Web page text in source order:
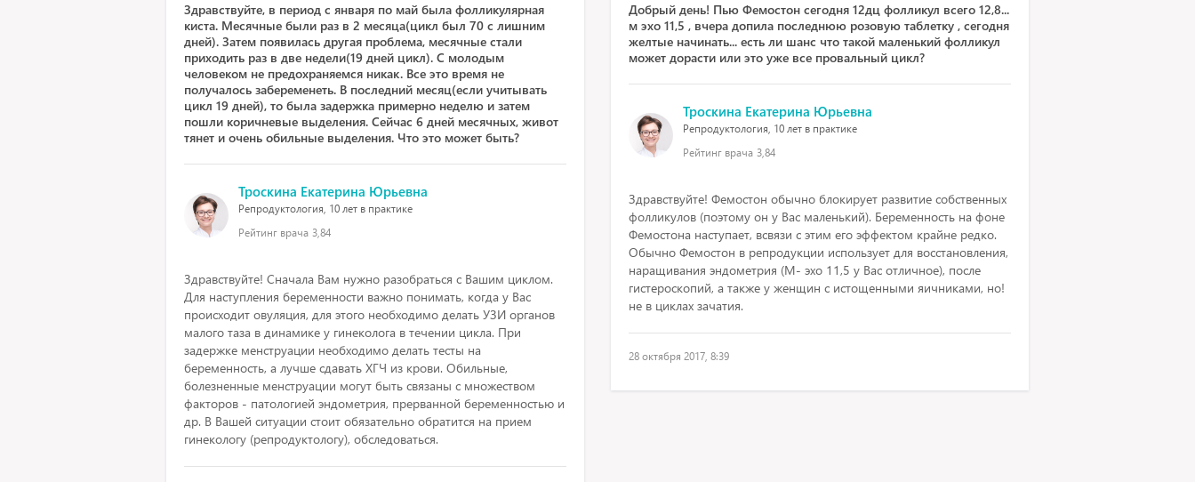
Здравствуйте, в период с января по май была фолликулярная
киста. Месячные были раз в 2 месяца(цикл был 70 с лишним
дней). Затем появилась другая проблема, месячные стали
приходить раз в две недели(19 дней цикл). С молодым
человеком не предохраняемся никак. Все это время не
получалось забеременеть. В последний месяц(если учитывать
цикл 19 дней), то была задержка примерно неделю и затем
пошли коричневые выделения. Сейчас 6 дней месячных, живот
тянет и очень обильные выделения. Что это может быть?
Троскина Екатерина Юрьевна
Репродуктология, 10 лет в практике
Рейтинг врача 3,84
Здравствуйте! Сначала Вам нужно разобраться с Вашим циклом.
Для наступления беременности важно понимать, когда у Вас
происходит овуляция, для этого необходимо делать УЗИ органов
малого таза в динамике у гинеколога в течении цикла. При
задержке менструации необходимо делать тесты на
беременность, а лучше сдавать ХГЧ из крови. Обильные,
болезненные менструации могут быть связаны с множеством
факторов - патологией эндометрия, прерванной беременностью и
др. В Вашей ситуации стоит обязательно обратится на прием
гинекологу (репродуктологу), обследоваться.
Добрый день! Пью Фемостон сегодня 12дц фолликул всего 12,8...
м эхо 11,5 , вчера допила последнюю розовую таблетку , сегодня
желтые начинать... есть ли шанс что такой маленький фолликул
может дорасти или это уже все провальный цикл?
Троскина Екатерина Юрьевна
Репродуктология, 10 лет в практике
Рейтинг врача 3,84
Здравствуйте! Фемостон обычно блокирует развитие собственных
фолликулов (поэтому он у Вас маленький). Беременность на фоне
Фемостона наступает, всвязи с этим его эффектом крайне редко.
Обычно Фемостон в репродукции использует для восстановления,
наращивания эндометрия (М- эхо 11,5 у Вас отличное), после
гистероскопий, а также у женщин с истощенными яичниками, но!
не в циклах зачатия.
28 октября 2017, 8:39